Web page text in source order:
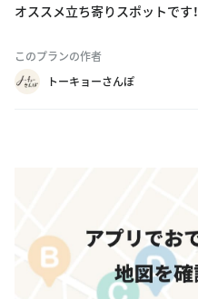
オススメ立ち寄りスポットです！
このプランの作者
トーキョーさんぽ